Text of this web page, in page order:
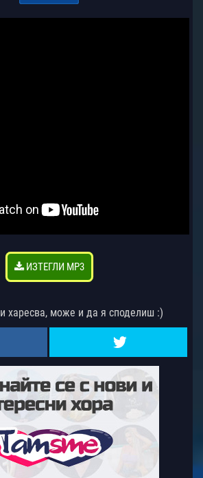
ИЗТЕГЛИ MP3
харесва, може и да я споделиш :)